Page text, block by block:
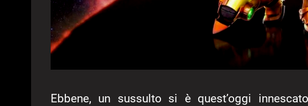
Ebbene, un sussulto si è quest’oggi